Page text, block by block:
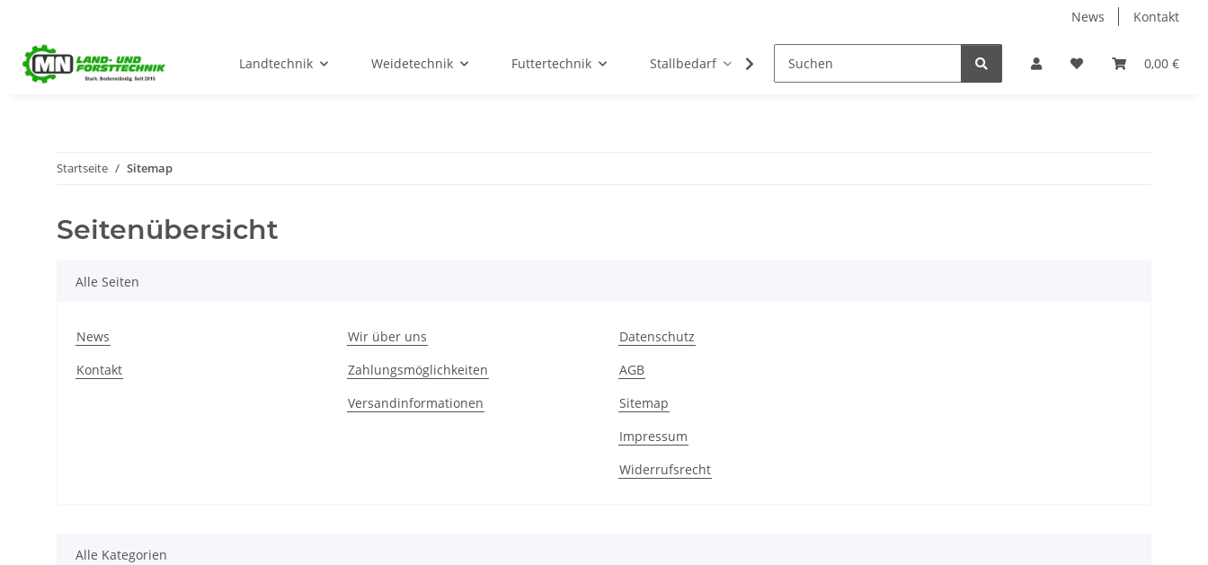
News Kontakt
0,00 €
Landtechnik Weidetechnik Futtertechnik Stallbedarf Holz/ Holzpelletts Jansen Produkte fertig montiert
Startseite Sitemap
Seitenübersicht
Alle Seiten
News
Kontakt
Wir über uns
Zahlungsmöglichkeiten
Versandinformationen
Datenschutz
AGB
Sitemap
Impressum
Widerrufsrecht
Alle Kategorien